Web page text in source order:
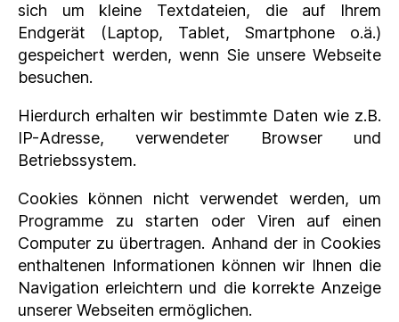
sich um kleine Textdateien, die auf Ihrem
Endgerät (Laptop, Tablet, Smartphone o.ä.)
gespeichert werden, wenn Sie unsere Webseite
besuchen.
Hierdurch erhalten wir bestimmte Daten wie z.B.
IP-Adresse, verwendeter Browser und
Betriebssystem.
Cookies können nicht verwendet werden, um
Programme zu starten oder Viren auf einen
Computer zu übertragen. Anhand der in Cookies
enthaltenen Informationen können wir Ihnen die
Navigation erleichtern und die korrekte Anzeige
unserer Webseiten ermöglichen.